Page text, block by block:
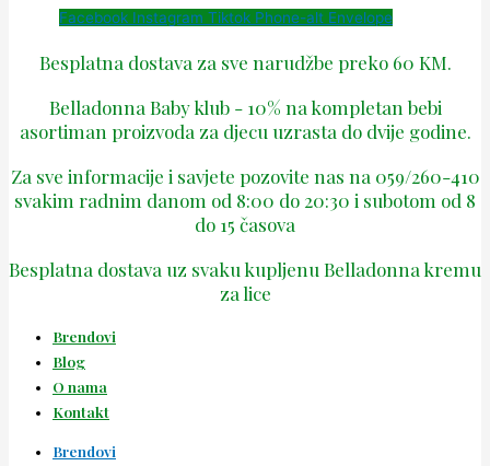
Facebook Instagram Tiktok Phone-alt Envelope
Besplatna dostava za sve narudžbe preko 60 KM.
Belladonna Baby klub - 10% na kompletan bebi
asortiman proizvoda za djecu uzrasta do dvije godine.
Za sve informacije i savjete pozovite nas na 059/260-410
svakim radnim danom od 8:00 do 20:30 i subotom od 8
do 15 časova
Besplatna dostava uz svaku kupljenu Belladonna kremu
za lice
Brendovi
Blog
O nama
Kontakt
Brendovi